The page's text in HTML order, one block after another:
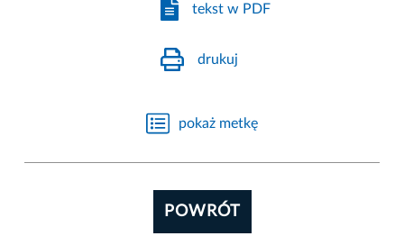
tekst w PDF
drukuj
pokaż metkę
POWRÓT